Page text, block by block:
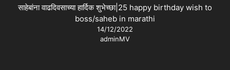
साहेबांना वाढदिवसाच्या हार्दिक शुभेच्छा|25 happy birthday wish to
boss/saheb in marathi
14/12/2022
adminMV